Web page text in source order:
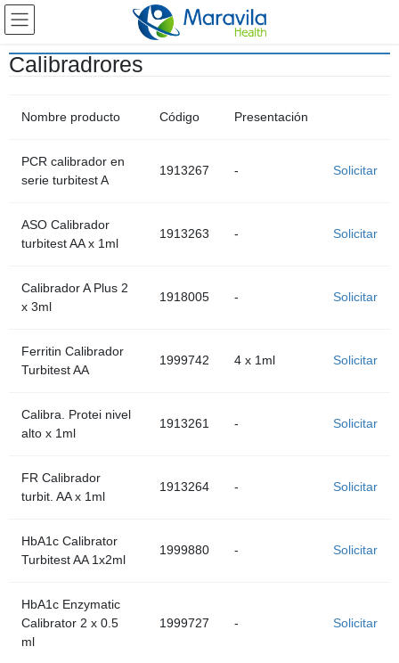
Calibradrores
Nombre producto Código Presentación
PCR calibrador en
serie turbitest A
1913267 - Solicitar
ASO Calibrador
turbitest AA x 1ml
1913263 - Solicitar
Calibrador A Plus 2
x 3ml
1918005 - Solicitar
Ferritin Calibrador
Turbitest AA
1999742 4 x 1ml Solicitar
Calibra. Protei nivel
alto x 1ml
1913261 - Solicitar
FR Calibrador
turbit. AA x 1ml
1913264 - Solicitar
HbA1c Calibrator
Turbitest AA 1x2ml
1999880 - Solicitar
HbA1c Enzymatic
Calibrator 2 x 0.5
ml
1999727 - Solicitar